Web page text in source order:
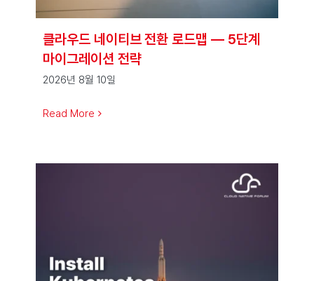
클라우드 네이티브 전환 로드맵 — 5단계
마이그레이션 전략
2026년 8월 10일
Read More